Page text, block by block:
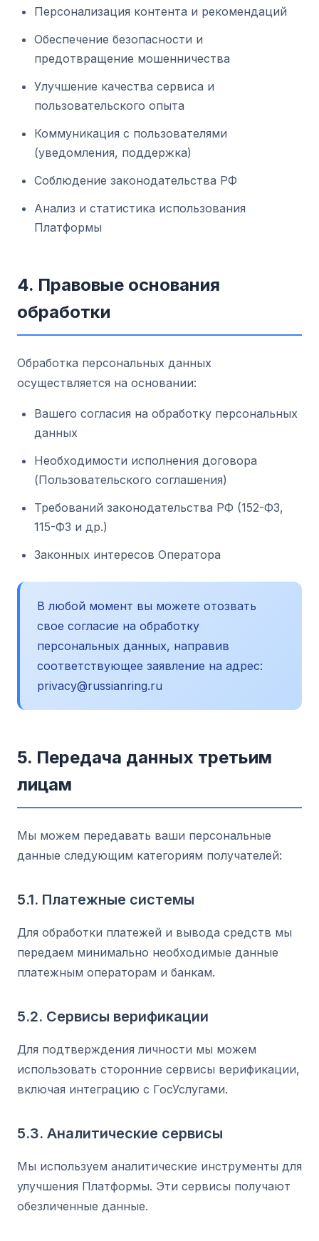
Персонализация контента и рекомендаций
Обеспечение безопасности и
предотвращение мошенничества
Улучшение качества сервиса и
пользовательского опыта
Коммуникация с пользователями
(уведомления, поддержка)
Соблюдение законодательства РФ
Анализ и статистика использования
Платформы
4. Правовые основания
обработки
Обработка персональных данных
осуществляется на основании:
Вашего согласия на обработку персональных
данных
Необходимости исполнения договора
(Пользовательского соглашения)
Требований законодательства РФ (152-ФЗ,
115-ФЗ и др.)
Законных интересов Оператора
В любой момент вы можете отозвать
свое согласие на обработку
персональных данных, направив
соответствующее заявление на адрес:
privacy@russianring.ru
5. Передача данных третьим
лицам
Мы можем передавать ваши персональные
данные следующим категориям получателей:
5.1. Платежные системы
Для обработки платежей и вывода средств мы
передаем минимально необходимые данные
платежным операторам и банкам.
5.2. Сервисы верификации
Для подтверждения личности мы можем
использовать сторонние сервисы верификации,
включая интеграцию с ГосУслугами.
5.3. Аналитические сервисы
Мы используем аналитические инструменты для
улучшения Платформы. Эти сервисы получают
обезличенные данные.